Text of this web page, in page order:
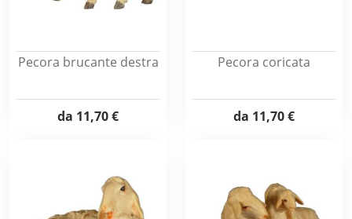
Pecora brucante destra
da 11,70 €
Pecora coricata
da 11,70 €